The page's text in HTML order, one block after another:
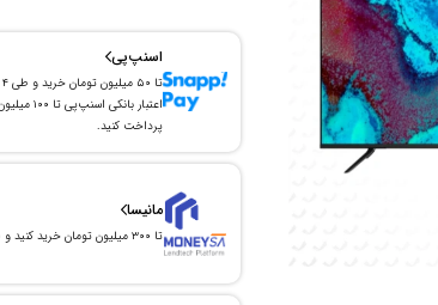
اسنپ‌پی
پرداخت کنید.
مانیسا
تا ۳۰۰ میلیون تومان خرید کنید و طی ۱۸ قسط پرداخت کنید.